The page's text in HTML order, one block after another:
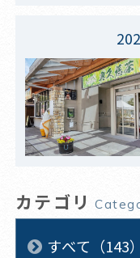
カテゴリ
すべて（143）